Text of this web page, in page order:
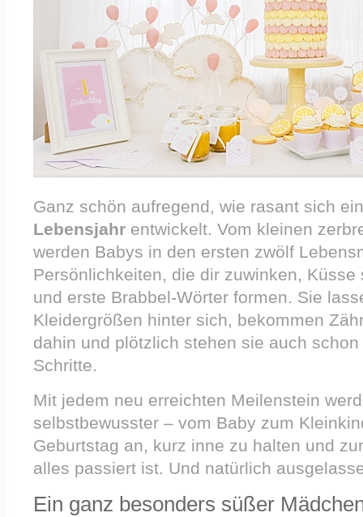
Ganz schön aufregend, wie rasant sich
Lebensjahr entwickelt. Vom kleinen
werden Babys in den ersten zwölf
Persönlichkeiten, die dir zuwinken,
und erste Brabbel-Wörter formen. Sie
Kleidergrößen hinter sich, bekommen
dahin und plötzlich stehen sie auch
Schritte.
Mit jedem neu erreichten Meilenstein
selbstbewusster – vom Baby zum
Geburtstag an, kurz inne zu halten und
alles passiert ist. Und natürlich
Ein ganz besonders süßer